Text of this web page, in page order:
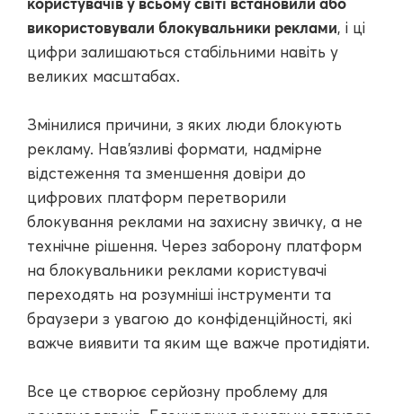
використовували блокувальники реклами, і ці
цифри залишаються стабільними навіть у
великих масштабах.
Змінилися причини, з яких люди блокують
рекламу. Нав'язливі формати, надмірне
відстеження та зменшення довіри до
цифрових платформ перетворили
блокування реклами на захисну звичку, а не
технічне рішення. Через заборону платформ
на блокувальники реклами користувачі
переходять на розумніші інструменти та
браузери з увагою до конфіденційності, які
важче виявити та яким ще важче протидіяти.
Все це створює серйозну проблему для